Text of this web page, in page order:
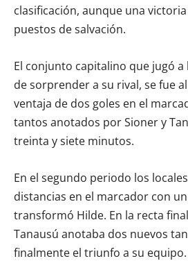
clasificación, aunque una
puestos de salvación.
El conjunto capitalino que jugó
de sorprender a su rival, se fue
ventaja de dos goles en el
tantos anotados por Sioner y
treinta y siete minutos.
En el segundo periodo los
distancias en el marcador con
transformó Hilde. En la recta
Tanausú anotaba dos nuevos
finalmente el triunfo a su equipo.